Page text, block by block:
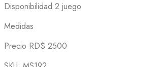
Disponibilidad 2 juego
Medidas
Precio RD$ 2500